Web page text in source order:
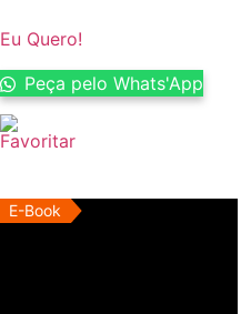
Eu Quero!
Peça pelo Whats'App
E-Book